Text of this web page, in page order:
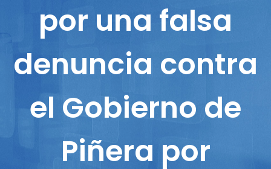
por una falsa
denuncia contra
el Gobierno de
Piñera por